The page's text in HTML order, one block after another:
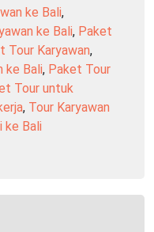
ke Bali,
ke Bali, Paket
Tour Karyawan,
ke Bali, Paket Tour
Tour untuk
, Tour Karyawan
ke Bali